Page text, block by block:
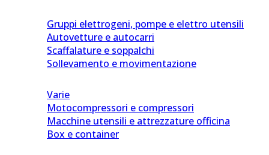
Gruppi elettrogeni, pompe e elettro utensili
Autovetture e autocarri
Scaffalature e soppalchi
Sollevamento e movimentazione
Varie
Motocompressori e compressori
Macchine utensili e attrezzature officina
Box e container